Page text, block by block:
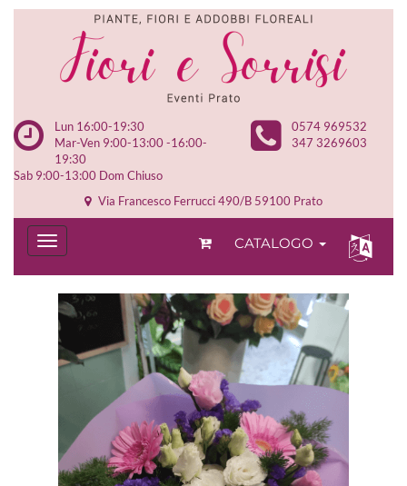
Lun 16:00-19:30
Mar-Ven 9:00-13:00 -16:00-
19:30
Sab 9:00-13:00 Dom Chiuso
0574 969532
347 3269603
Via Francesco Ferrucci 490/B 59100 Prato
CATALOGO